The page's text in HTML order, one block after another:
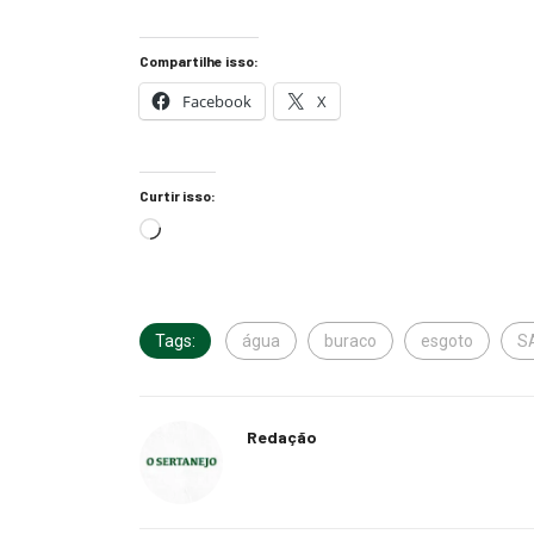
Compartilhe isso:
Facebook X
Curtir isso:
Tags: água buraco esgoto
Redação